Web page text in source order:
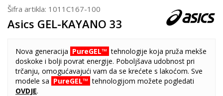
Šifra artikla: 1011C167-100
Asics GEL-KAYANO 33
Nova generacija PureGEL™ tehnologije koja pruža mekše
doskoke i bolji povrat energije. Poboljšava udobnost pri
trčanju, omogućavajući vam da se krećete s lakoćom. Sve
modele sa PureGEL™ tehnologijom možete pogledati
OVDJE.